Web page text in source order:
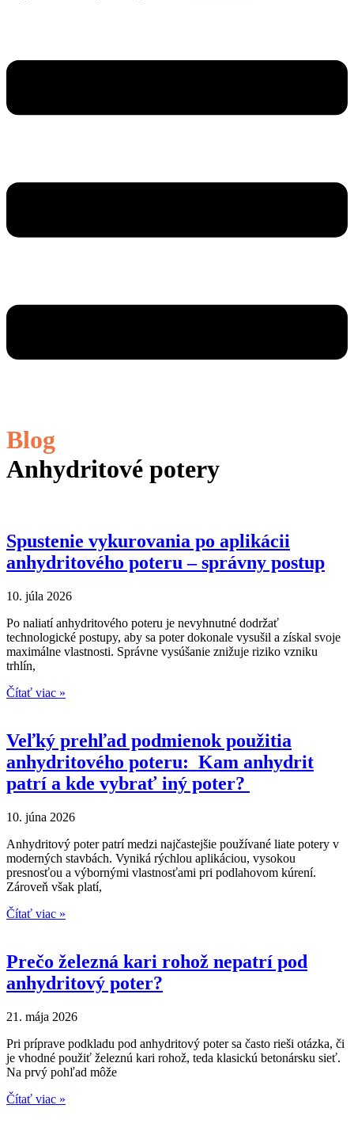
Blog
Anhydritové potery
Spustenie vykurovania po aplikácii
anhydritového poteru – správny postup
10. júla 2026
Po naliatí anhydritového poteru je nevyhnutné dodržať
technologické postupy, aby sa poter dokonale vysušil a získal svoje
maximálne vlastnosti. Správne vysúšanie znižuje riziko vzniku
trhlín,
Čítať viac »
Veľký prehľad podmienok použitia
anhydritového poteru: Kam anhydrit
patrí a kde vybrať iný poter?
10. júna 2026
Anhydritový poter patrí medzi najčastejšie používané liate potery v
moderných stavbách. Vyniká rýchlou aplikáciou, vysokou
presnosťou a výbornými vlastnosťami pri podlahovom kúrení.
Zároveň však platí,
Čítať viac »
Prečo železná kari rohož nepatrí pod
anhydritový poter?
21. mája 2026
Pri príprave podkladu pod anhydritový poter sa často rieši otázka, či
je vhodné použiť železnú kari rohož, teda klasickú betonársku sieť.
Na prvý pohľad môže
Čítať viac »